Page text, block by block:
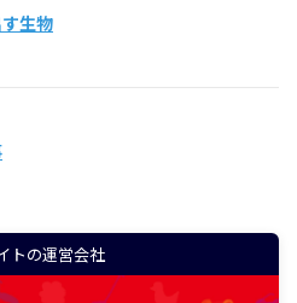
生物
トの運営会社